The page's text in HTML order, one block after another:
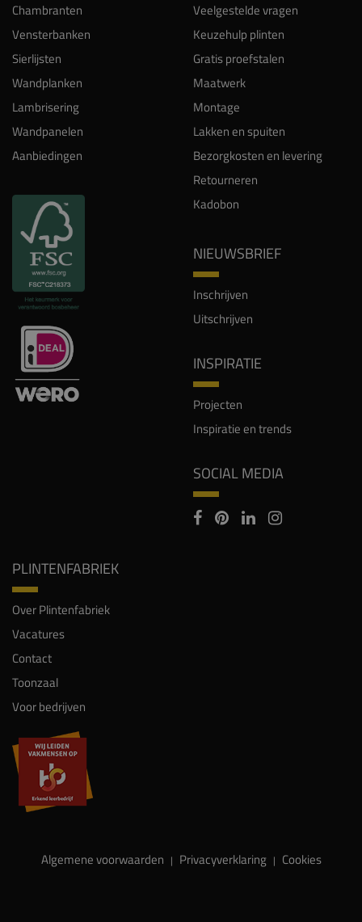
Chambranten
Vensterbanken
Sierlijsten
Wandplanken
Lambrisering
Wandpanelen
Aanbiedingen
Veelgestelde vragen
Keuzehulp plinten
Gratis proefstalen
Maatwerk
Montage
Lakken en spuiten
Bezorgkosten en levering
Retourneren
Kadobon
NIEUWSBRIEF
Inschrijven
Uitschrijven
INSPIRATIE
Projecten
Inspiratie en trends
SOCIAL MEDIA
PLINTENFABRIEK
Over Plintenfabriek
Vacatures
Contact
Toonzaal
Voor bedrijven
Algemene voorwaarden | Privacyverklaring | Cookies